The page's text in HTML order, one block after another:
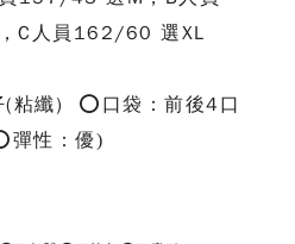
C人員162/60 選XL
(粘纖) ⭕ 口袋：前後4口
彈性：優)